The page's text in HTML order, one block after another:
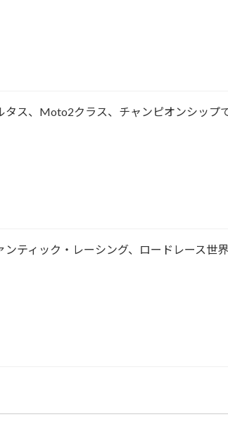
ス、Moto2クラス、チャンピオンシップ
ンティック・レーシング、ロードレース